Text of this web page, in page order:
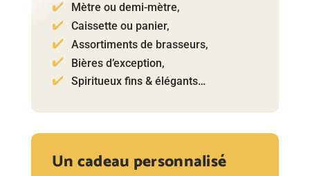
Mètre ou demi-mètre,
Caissette ou panier,
Assortiments de brasseurs,
Bières d’exception,
Spiritueux fins & élégants…
Un cadeau personnalisé